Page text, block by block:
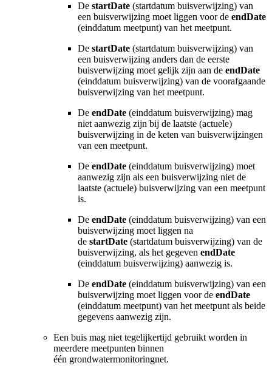
De startDate (startdatum buisverwijzing) van
een buisverwijzing moet liggen voor de endDate
(einddatum meetpunt) van het meetpunt.
De startDate (startdatum buisverwijzing) van
een buisverwijzing anders dan de eerste
buisverwijzing moet gelijk zijn aan de endDate
(einddatum buisverwijzing) van de voorafgaande
buisverwijzing van het meetpunt.
De endDate (einddatum buisverwijzing) mag
niet aanwezig zijn bij de laatste (actuele)
buisverwijzing in de keten van buisverwijzingen
van een meetpunt.
De endDate (einddatum buisverwijzing) moet
aanwezig zijn als een buisverwijzing niet de
laatste (actuele) buisverwijzing van een meetpunt
is.
De endDate (einddatum buisverwijzing) van een
buisverwijzing moet liggen na
de startDate (startdatum buisverwijzing) van de
buisverwijzing, als het gegeven endDate
(einddatum buisverwijzing) aanwezig is.
De endDate (einddatum buisverwijzing) van een
buisverwijzing moet liggen voor de endDate
(einddatum meetpunt) van het meetpunt als beide
gegevens aanwezig zijn.
Een buis mag niet tegelijkertijd gebruikt worden in
meerdere meetpunten binnen
één grondwatermonitoringnet.